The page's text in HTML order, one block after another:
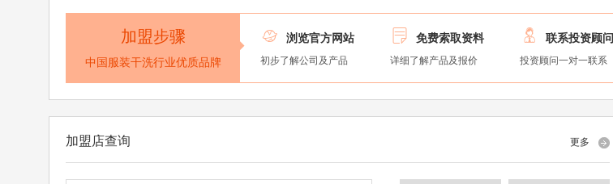
加盟步骤
中国服装干洗行业优质品牌
 浏览官方网站
初步了解公司及产品
 免费索取资料
详细了解产品及报价
 联系投资顾问
投资顾问一对一联系
加盟店查询 更多